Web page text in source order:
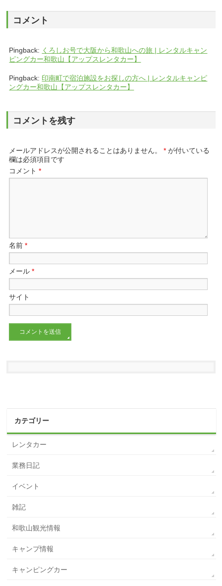
コメント
Pingback: くろしお号で大阪から和歌山への旅 | レンタルキャン
ピングカー和歌山【アップスレンタカー】
Pingback: 印南町で宿泊施設をお探しの方へ | レンタルキャンピ
ングカー和歌山【アップスレンタカー】
コメントを残す
メールアドレスが公開されることはありません。 * が付いている
欄は必須項目です
コメント*
名前*
メール*
サイト
カテゴリー
レンタカー
業務日記
イベント
雑記
和歌山観光情報
キャンプ情報
キャンピングカー